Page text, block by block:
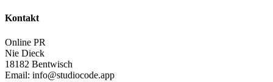
Kontakt
Online PR
Nie Dieck
18182 Bentwisch
Email: info@studiocode.app